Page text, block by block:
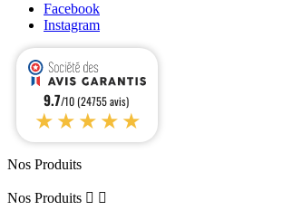
Facebook
Instagram
9.7/10 (24755 avis)
★★★★★
Nos Produits
Nos Produits  